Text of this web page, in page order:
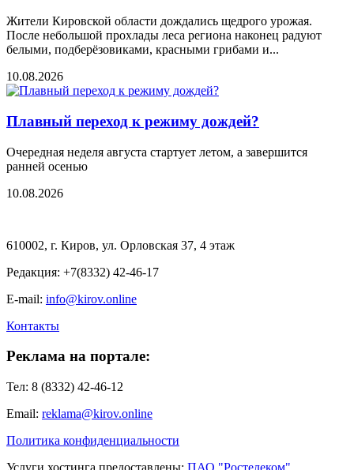
Жители Кировской области дождались щедрого урожая.
После небольшой прохлады леса региона наконец радуют
белыми, подберёзовиками, красными грибами и...
10.08.2026
Плавный переход к режиму дождей?
Очередная неделя августа стартует летом, а завершится
ранней осенью
10.08.2026
610002, г. Киров, ул. Орловская 37, 4 этаж
Редакция: +7(8332) 42-46-17
E-mail: info@kirov.online
Контакты
Реклама на портале:
Тел: 8 (8332) 42-46-12
Email: reklama@kirov.online
Политика конфиденциальности
Услуги хостинга предоставлены: ПАО "Ростелеком"